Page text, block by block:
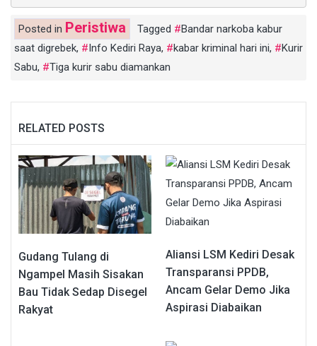
Posted in Peristiwa Tagged
Bandar narkoba kabur
saat digrebek, Info Kediri Raya, kabar kriminal hari ini,
Kurir
Sabu, Tiga kurir sabu diamankan
RELATED POSTS
Gudang Tulang di
Ngampel Masih Sisakan
Bau Tidak Sedap Disegel
Rakyat
Aliansi LSM Kediri Desak
Transparansi PPDB,
Ancam Gelar Demo Jika
Aspirasi Diabaikan